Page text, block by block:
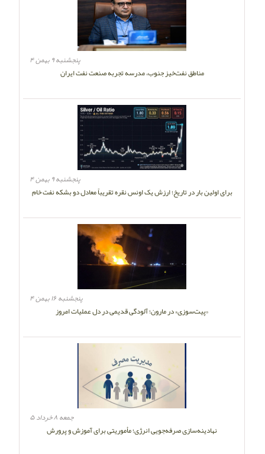
نهادینه‌سازی صرفه‌جویی انرژی؛ مأموریتی برای آموزش و پرورش
جمعه ۸ خرداد ۵
«پیت‌سوزی» در مارون؛ آلودگی قدیمی در دل عملیات امروز
پنجشنبه ۱۶ بهمن ۴
برای اولین بار در تاریخ؛ ارزش یک اونس نقره تقریباً معادل دو بشکه نفت خام
پنجشنبه ۹ بهمن ۴
مناطق نفت‌خیز جنوب، مدرسه تجربه صنعت نفت ایران
پنجشنبه ۹ بهمن ۴